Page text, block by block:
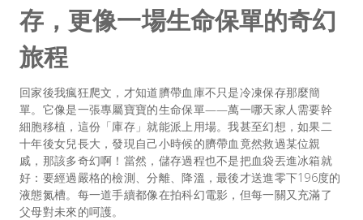
存，更像一場生命保單的奇幻
旅程
回家後我瘋狂爬文，才知道臍帶血庫不只是冷凍保存那麼簡
單。它像是一張專屬寶寶的生命保單——萬一哪天家人需要幹
細胞移植，這份「庫存」就能派上用場。我甚至幻想，如果二
十年後女兒長大，發現自己小時候的臍帶血竟然救過某位親
戚，那該多奇幻啊！當然，儲存過程也不是把血袋丟進冰箱就
好：要經過嚴格的檢測、分離、降溫，最後才送進零下196度的
液態氮槽。每一道手續都像在拍科幻電影，但每一關又充滿了
父母對未來的呵護。